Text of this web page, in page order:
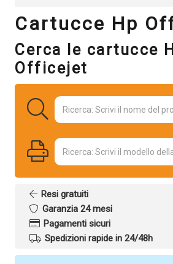
Cartucce Hp
Cerca le cartucce
Officejet
Resi gratuiti
Garanzia 24 mesi
Pagamenti sicuri
Spedizioni rapide in 24/48h